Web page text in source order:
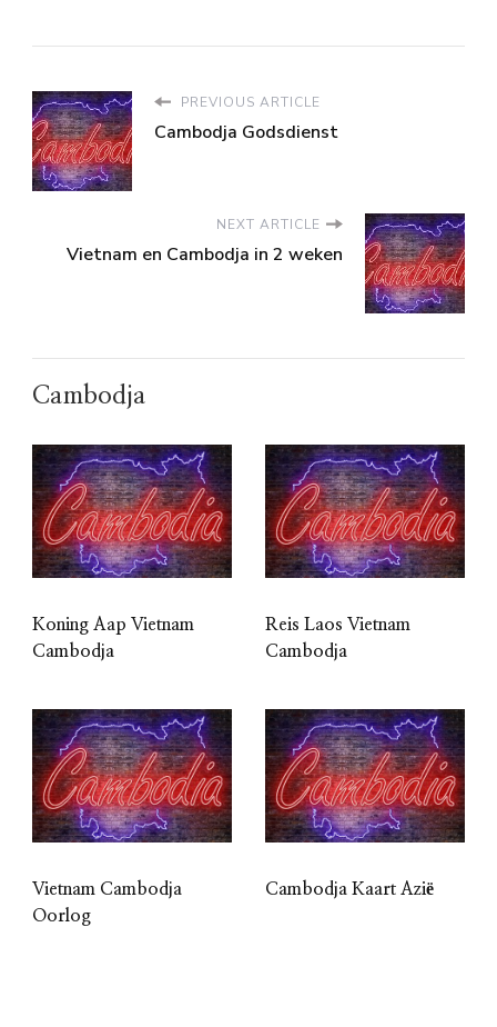
PREVIOUS ARTICLE
Cambodja Godsdienst
NEXT ARTICLE
Vietnam en Cambodja in 2 weken
Cambodja
Koning Aap Vietnam
Cambodja
Reis Laos Vietnam
Cambodja
Vietnam Cambodja
Oorlog
Cambodja Kaart Azië